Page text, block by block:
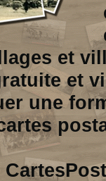
et
et
une